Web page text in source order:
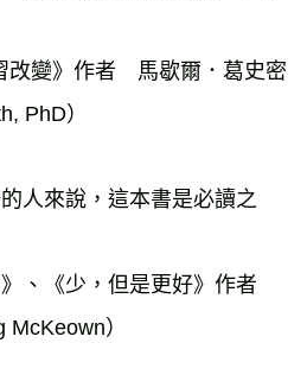
變》作者　馬歇爾．葛史密
PhD）
人來說，這本書是必讀之
、《少，但是更好》作者
）